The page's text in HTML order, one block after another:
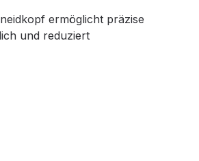
ermöglicht präzise
und reduziert